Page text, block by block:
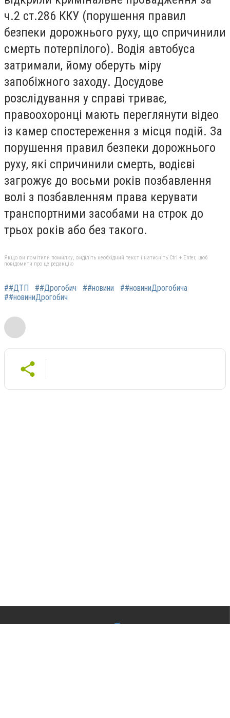
ч.2 ст.286 ККУ (порушення правил
безпеки дорожнього руху, що спричинили
смерть потерпілого). Водія автобуса
затримали, йому оберуть міру
запобіжного заходу. Досудове
розслідування у справі триває,
правоохоронці мають переглянути відео
із камер спостереження з місця подій. За
порушення правил безпеки дорожнього
руху, які спричинили смерть, водієві
загрожує до восьми років позбавлення
волі з позбавленням права керувати
транспортними засобами на строк до
трьох років або без такого.
Якщо ви помітили помилку, виділіть необхідний текст і натисніть Ctrl + Enter, щоб
повідомити про це редакцію
##ДТП ##Дрогобич ##новини
##новиниДрогобича
##новиниДрогобич